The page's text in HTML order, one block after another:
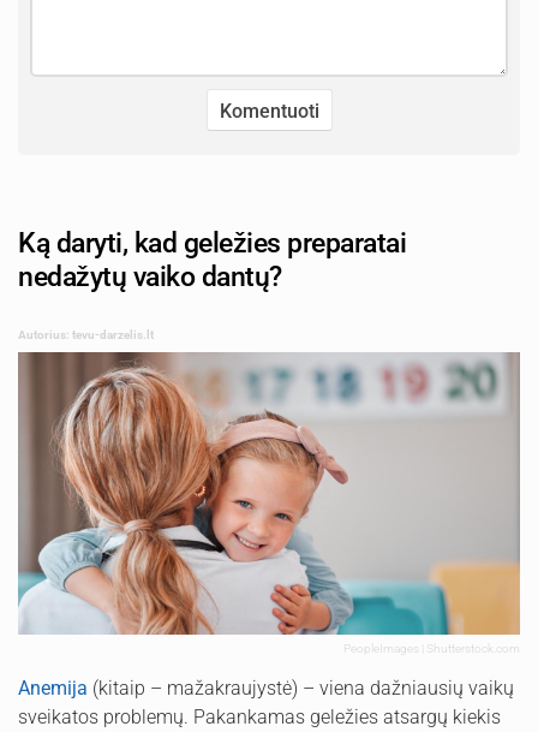
Ką daryti, kad geležies preparatai
nedažytų vaiko dantų?
Autorius: tevu-darzelis.lt
PeopleImages | Shutterstock.com
Anemija (kitaip – mažakraujystė) – viena dažniausių vaikų
sveikatos problemų. Pakankamas geležies atsargų kiekis